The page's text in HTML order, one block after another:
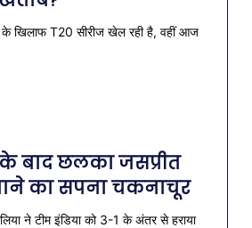
खिलाफ T20 सीरीज खेल रही है, वहीं आज
के बाद छलका जसप्रीत
का सपना चकनाचूर
ने टीम इंडिया को 3-1 के अंतर से हराया